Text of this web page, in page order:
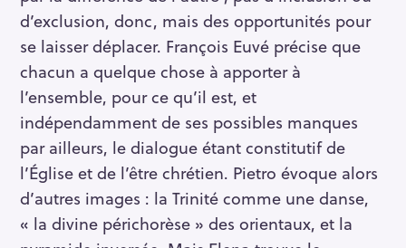
d’exclusion, donc, mais des opportunités pour
se laisser déplacer. François Euvé précise que
chacun a quelque chose à apporter à
l’ensemble, pour ce qu’il est, et
indépendamment de ses possibles manques
par ailleurs, le dialogue étant constitutif de
l’Église et de l’être chrétien. Pietro évoque alors
d’autres images : la Trinité comme une danse,
« la divine périchorèse » des orientaux, et la